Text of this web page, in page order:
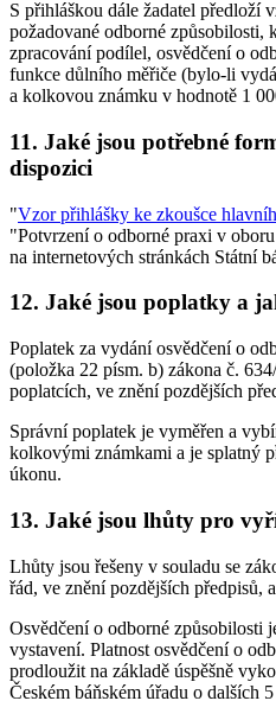
S přihláškou dále žadatel předloží
požadované odborné způsobilosti,
zpracování podílel, osvědčení o
funkce důlního měřiče (bylo-li
a kolkovou známku v hodnotě 1
11. Jaké jsou potřebné
dispozici
"Vzor přihlášky ke zkoušce
"Potvrzení o odborné praxi v
na internetových stránkách Státní
12. Jaké jsou poplatky a
Poplatek za vydání osvědčení o
(položka 22 písm. b) zákona č.
poplatcích, ve znění pozdějších
Správní poplatek je vyměřen a
kolkovými známkami a je splatný
úkonu.
13. Jaké jsou lhůty pro
Lhůty jsou řešeny v souladu se
řád, ve znění pozdějších předpisů,
Osvědčení o odborné způsobilosti
vystavení. Platnost osvědčení o
prodloužit na základě úspěšně
Českém báňském úřadu o dalších